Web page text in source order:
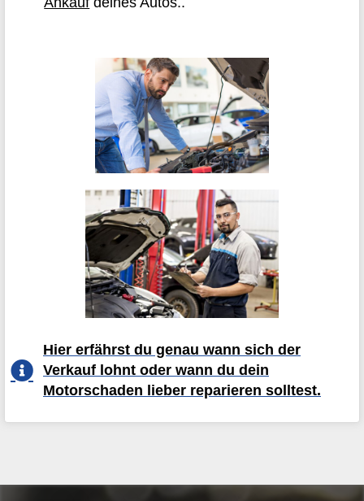
Hier erfährst du genau wann sich der
Verkauf lohnt oder wann du dein
Motorschaden lieber reparieren solltest.